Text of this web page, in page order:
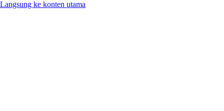
Langsung ke konten utama